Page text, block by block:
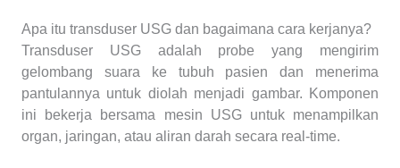
Apa itu transduser USG dan bagaimana cara kerjanya?
Transduser USG adalah probe yang mengirim
gelombang suara ke tubuh pasien dan menerima
pantulannya untuk diolah menjadi gambar. Komponen
ini bekerja bersama mesin USG untuk menampilkan
organ, jaringan, atau aliran darah secara real-time.